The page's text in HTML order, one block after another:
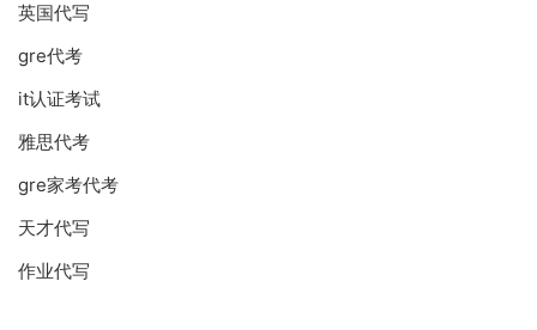
英国代写
gre代考
it认证考试
雅思代考
gre家考代考
天才代写
作业代写